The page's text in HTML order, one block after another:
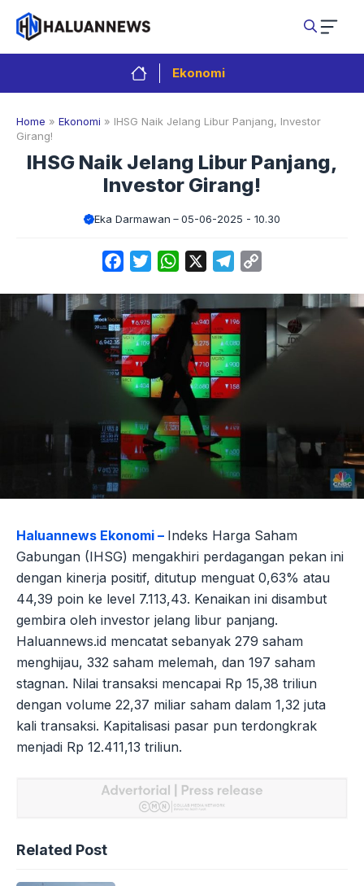
Langsung
isi
Ekonomi
Home » Ekonomi » IHSG Naik Jelang Libur Panjang, Investor
Girang!
IHSG Naik Jelang Libur Panjang,
Investor Girang!
Eka Darmawan 05-06-2025 - 10.30
FacebookTwitterWhatsApp Telegram
Haluannews Ekonomi – Indeks Harga Saham
Gabungan (IHSG) mengakhiri perdagangan pekan ini
dengan kinerja positif, ditutup menguat 0,63% atau
44,39 poin ke level 7.113,43. Kenaikan ini disambut
gembira oleh investor jelang libur panjang.
Haluannews.id mencatat sebanyak 279 saham
menghijau, 332 saham melemah, dan 197 saham
stagnan. Nilai transaksi mencapai Rp 15,38 triliun
dengan volume 22,37 miliar saham dalam 1,32 juta
kali transaksi. Kapitalisasi pasar pun terdongkrak
menjadi Rp 12.411,13 triliun.
Related Post